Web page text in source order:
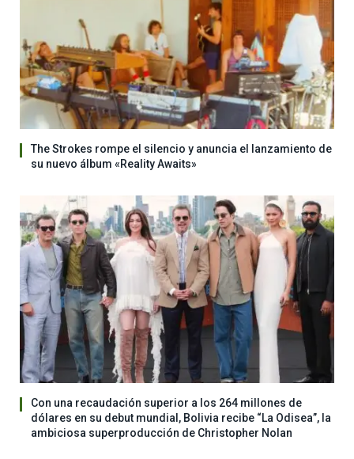
The Strokes rompe el silencio y anuncia el lanzamiento de
su nuevo álbum «Reality Awaits»
Con una recaudación superior a los 264 millones de
dólares en su debut mundial, Bolivia recibe “La Odisea”, la
ambiciosa superproducción de Christopher Nolan